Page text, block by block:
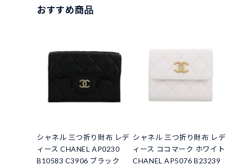
おすすめ商品
シャネル 三つ折り財布 レデ
ィース CHANEL AP0230
B10583 C3906 ブラック
シャネル 三つ折り財布 レデ
ィース ココマーク ホワイト
CHANEL AP5076 B23239